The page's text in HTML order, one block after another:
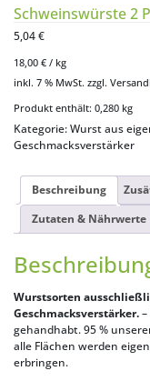
Schweinswürste 2
5,04€
18,00 € / kg
inkl. 7 % MwSt. zzgl.
Produkt enthält: 0,280 kg
Kategorie:Wurst aus
Geschmacksverstärker
Beschreibung
Zutaten & Nährwerte
Wurstsorten
Geschmacksverstärker.
gehandhabt. 95 %
alle Flächen werden
erbringen.